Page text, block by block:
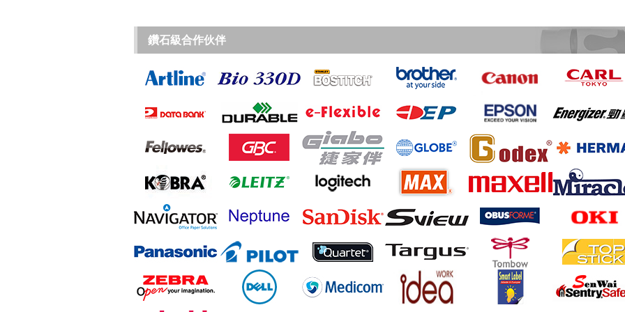
鑽石級合作伙伴